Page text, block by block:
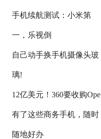
手机续航测试：小米第
一，乐视倒
自己动手换手机摄像头玻
璃!
12亿美元！360要收购Ope
有了这些商务手机，随时
随地好办